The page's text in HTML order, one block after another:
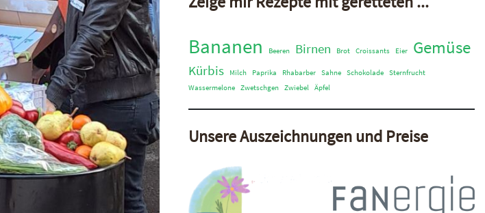
Bananen Beeren Birnen Brot Croissants Eier Gemüse
Kürbis Milch Paprika Rhabarber Sahne Schokolade
Sternfrucht
Wassermelone
Zwetschgen Zwiebel Äpfel
Unsere Auszeichnungen und Preise